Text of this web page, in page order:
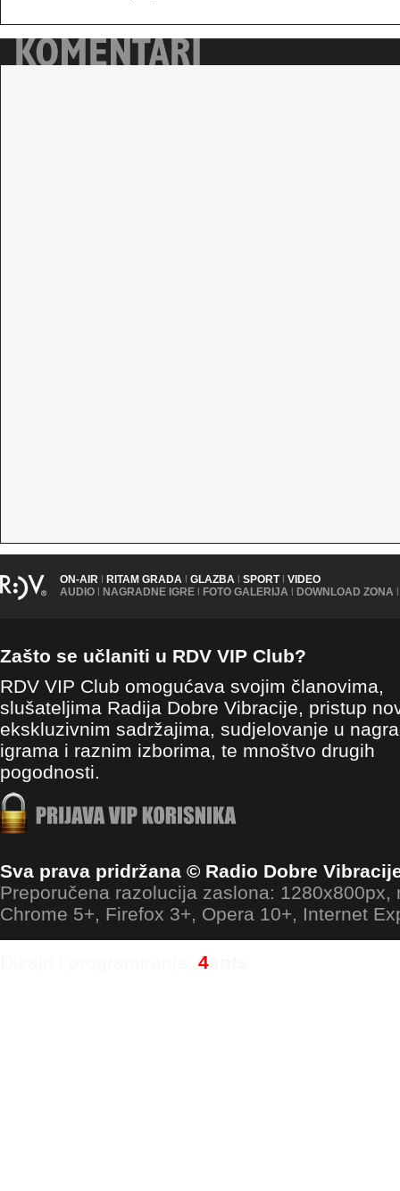
ON-AIR | RITAM GRADA | GLAZBA | SPORT | VIDEO
AUDIO | NAGRADNE IGRE | FOTO GALERIJA | DOWNLOAD ZONA |
Zašto se učlaniti u RDV VIP Club?
RDV VIP Club omogućava svojim članovima,
slušateljima Radija Dobre Vibracije, pristup
ekskluzivnim sadržajima, sudjelovanje u
igrama i raznim izborima, te mnoštvo drugih
pogodnosti.
Sva prava pridržana © Radio Dobre
Preporučena razolucija zaslona: 1280x800px,
Chrome 5+, Firefox 3+, Opera 10+, Internet
4